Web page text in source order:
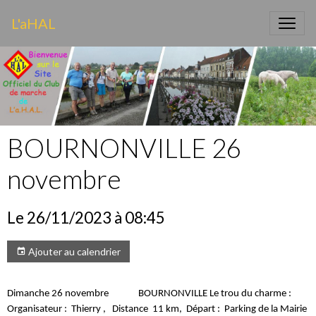
L'aHAL
BOURNONVILLE 26
novembre
Le 26/11/2023 à 08:45
Ajouter au calendrier
Dimanche 26 novembre BOURNONVILLE Le trou du charme :
Organisateur : Thierry , Distance 11 km, Départ : Parking de la Mairie